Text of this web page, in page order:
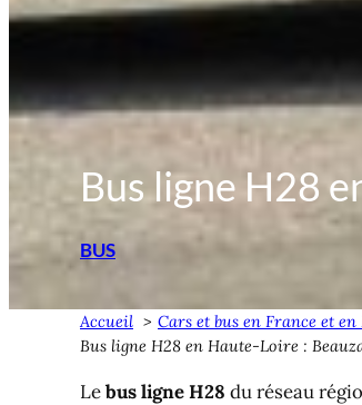
Bus ligne H28
BUS
Accueil Cars et bus en France et
Bus ligne H28 en Haute-Loire :
Lebus ligne H28 du réseau